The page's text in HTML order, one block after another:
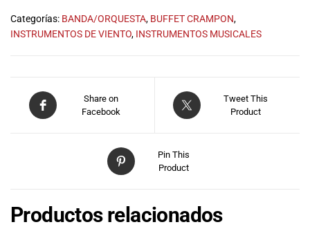
para nuestros
clientes. Ven a
compra en
línea a través
página web y
recibe tu
tu hogar.
Categorías: BANDA/ORQUESTA, BUFFET CRAMPON,
INSTRUMENTOS DE VIENTO, INSTRUMENTOS MUSICALES
Share on
Facebook
Tweet This
Product
Pin This
Product
Productos relacionados